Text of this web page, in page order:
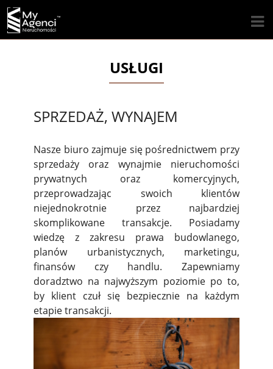
USŁUGI
SPRZEDAŻ, WYNAJEM
Nasze biuro zajmuje się pośrednictwem przy
sprzedaży oraz wynajmie nieruchomości
prywatnych oraz komercyjnych,
przeprowadzając swoich klientów
niejednokrotnie przez najbardziej
skomplikowane transakcje. Posiadamy
wiedzę z zakresu prawa budowlanego,
planów urbanistycznych, marketingu,
finansów czy handlu. Zapewniamy
doradztwo na najwyższym poziomie po to,
by klient czuł się bezpiecznie na każdym
etapie transakcji.